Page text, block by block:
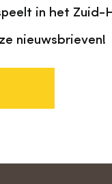
in het Zuid-
nieuwsbrieven!